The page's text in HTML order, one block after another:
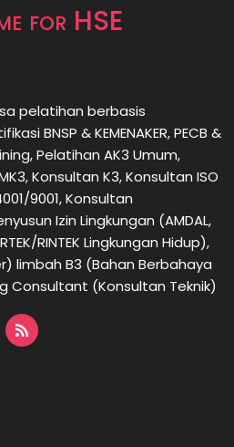
for HSE
pelatihan berbasis
BNSP & KEMENAKER, PECB &
Pelatihan AK3 Umum,
Konsultan K3, Konsultan ISO
9001,Konsultan
Izin Lingkungan (AMDAL,
RINTEK Lingkungan Hidup),
limbah B3 (Bahan Berbahaya
Consultant (Konsultan Teknik)